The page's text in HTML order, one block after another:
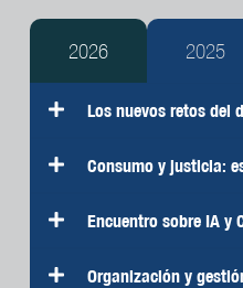
2026 2025
Los nuevos retos del
Consumo y justicia:
Encuentro sobre IA y
Organización y